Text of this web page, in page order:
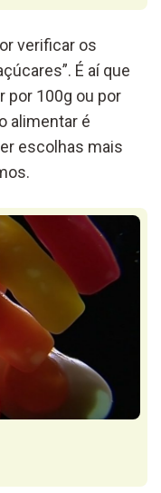
verificar os
É aí que
por 100g ou por
alimentar é
escolhas mais